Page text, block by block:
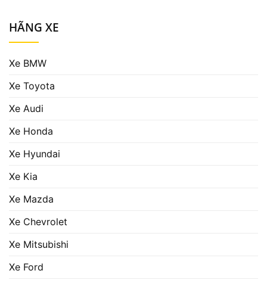
HÃNG XE
Xe BMW
Xe Toyota
Xe Audi
Xe Honda
Xe Hyundai
Xe Kia
Xe Mazda
Xe Chevrolet
Xe Mitsubishi
Xe Ford